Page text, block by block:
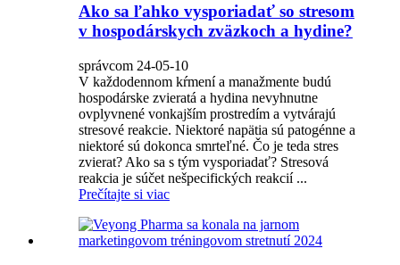
Ako sa ľahko vysporiadať so stresom
v hospodárskych zväzkoch a hydine?
správcom 24-05-10
V každodennom kŕmení a manažmente budú
hospodárske zvieratá a hydina nevyhnutne
ovplyvnené vonkajším prostredím a vytvárajú
stresové reakcie. Niektoré napätia sú patogénne a
niektoré sú dokonca smrteľné. Čo je teda stres
zvierat? Ako sa s tým vysporiadať? Stresová
reakcia je súčet nešpecifických reakcií ...
Prečítajte si viac